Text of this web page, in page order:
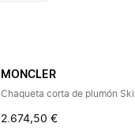
MONCLER
Chaqueta corta de plumón
2.674,50 €